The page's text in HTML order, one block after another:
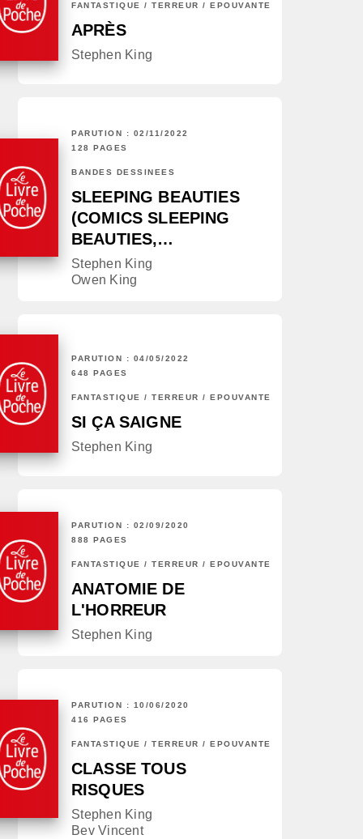
FANTASTIQUE / TERREUR / EPOUVANTE
APRÈS
Stephen King
PARUTION : 02/11/2022
128 PAGES
BANDES DESSINÉES
SLEEPING BEAUTIES
(COMICS SLEEPING
BEAUTIES,…
Stephen King
Owen King
PARUTION : 04/05/2022
648 PAGES
FANTASTIQUE / TERREUR / EPOUVANTE
SI ÇA SAIGNE
Stephen King
PARUTION : 02/09/2020
888 PAGES
FANTASTIQUE / TERREUR / EPOUVANTE
ANATOMIE DE
L'HORREUR
Stephen King
PARUTION : 10/06/2020
416 PAGES
FANTASTIQUE / TERREUR / EPOUVANTE
CLASSE TOUS
RISQUES
Stephen King
Bev Vincent